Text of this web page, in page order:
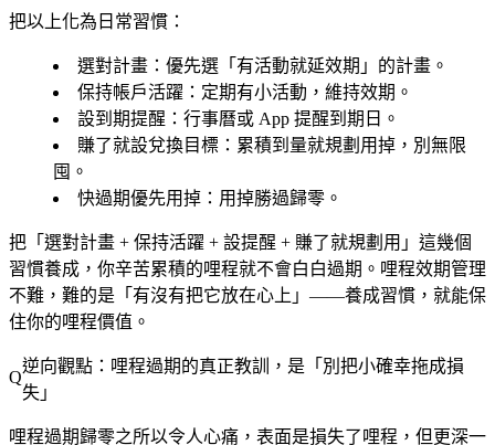
把以上化為日常習慣：
選對計畫 ：優先選「有活動就延效期」的計畫。
保持帳戶活躍 ：定期有小活動，維持效期。
設到期提醒 ：行事曆或 App 提醒到期日。
賺了就設兌換目標 ：累積到量就規劃用掉，別無限
囤。
快過期優先用掉 ：用掉勝過歸零。
把「選對計畫 + 保持活躍 + 設提醒 + 賺了就規劃用」這幾個
習慣養成，你辛苦累積的哩程就不會白白過期。哩程效期管理
不難，難的是「有沒有把它放在心上」——養成習慣，就能保
住你的哩程價值。
逆向觀點：哩程過期的真正教訓，是「別把小確幸拖成損
失」
哩程過期歸零之所以令人心痛，表面是損失了哩程，但更深一